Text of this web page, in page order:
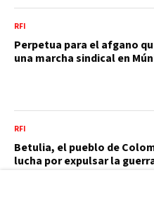
RFI
Perpetua para el afgano
una marcha sindical en
RFI
Betulia, el pueblo de
lucha por expulsar la